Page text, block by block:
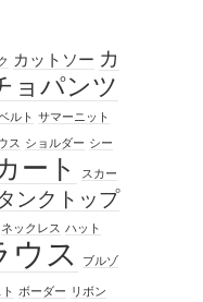
カットソー カ
ョパンツ
ルト サマーニット
ス ショルダー シー
ート スカー
ンクトップ
ネックレス ハット
ウス ブルゾ
ボーダー リボン